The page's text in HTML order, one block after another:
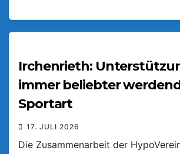
Irchenrieth:
immer beliebter
Sportart
17. JULI 2026
Die Zusammenarbeit der